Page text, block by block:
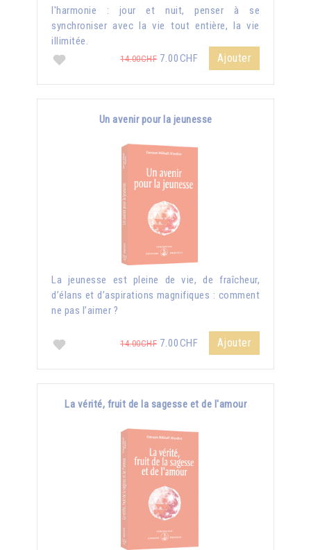
l'harmonie : jour et nuit, penser à se
synchroniser avec la vie tout entière, la vie
illimitée.
14.00CHF 7.00CHF Ajouter
Un avenir pour la jeunesse
La jeunesse est pleine de vie, de fraîcheur,
d’élans et d’aspirations magnifiques : comment
ne pas l’aimer ?
14.00CHF 7.00CHF Ajouter
La vérité, fruit de la sagesse et de l'amour